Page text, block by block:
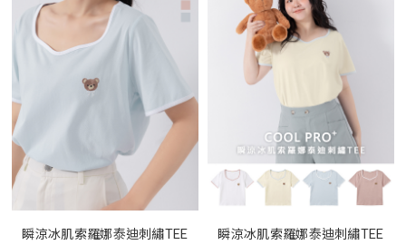
瞬涼冰肌索羅娜泰迪刺繡TEE
瞬涼冰肌索羅娜泰迪刺繡TEE